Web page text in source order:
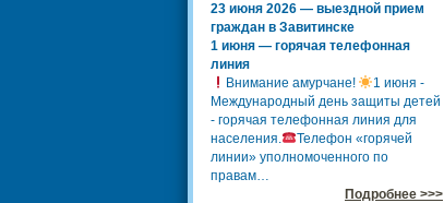
23 июня 2026 — выездной прием
граждан в Завитинске
1 июня — горячая телефонная
линия
Внимание амурчане!
1 июня -
Международный день защиты детей
- горячая телефонная линия для
населения.
Телефон «горячей
линии» уполномоченного по
правам…
Подробнее >>>